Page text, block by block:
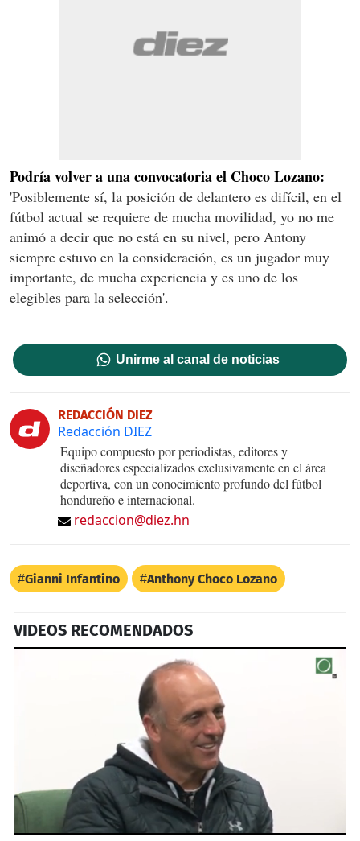
Podría volver a una convocatoria el Choco Lozano:
'Posiblemente sí, la posición de delantero es difícil, en el
fútbol actual se requiere de mucha movilidad, yo no me
animó a decir que no está en su nivel, pero Antony
siempre estuvo en la consideración, es un jugador muy
importante, de mucha experiencia y es uno de los
elegibles para la selección'.
Unirme al canal de noticias
REDACCIÓN DIEZ
Redacción DIEZ
Equipo compuesto por periodistas, editores y
diseñadores especializados exclusivamente en el área
deportiva, con un conocimiento profundo del fútbol
hondureño e internacional.
redaccion@diez.hn
Gianni Infantino Anthony Choco Lozano
VIDEOS RECOMENDADOS